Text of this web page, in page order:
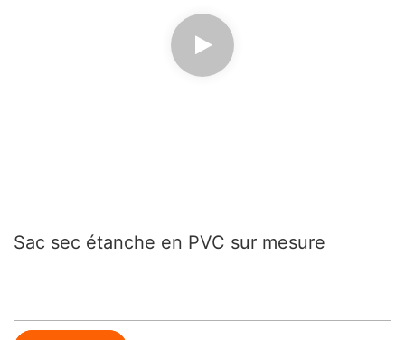
Sac sec étanche en PVC sur mesure